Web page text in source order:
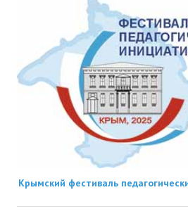
Крымский фестиваль